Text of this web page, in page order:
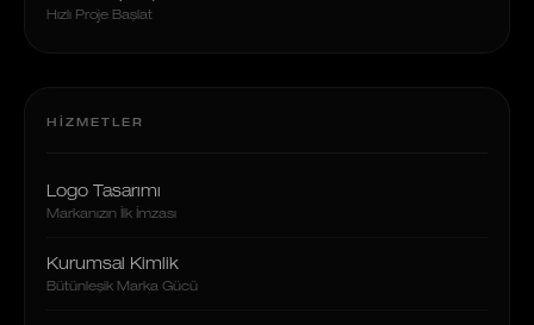
Hızlı Proje Başlat
HIZMETLER
Logo Tasarımı
Markanızın İlk İmzası
Kurumsal Kimlik
Bütünleşik Marka Gücü